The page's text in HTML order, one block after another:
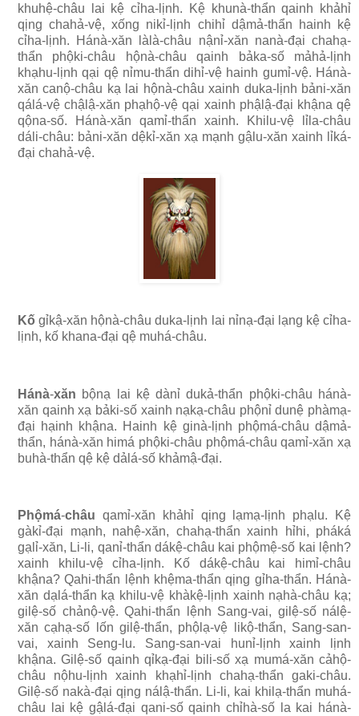
khuhệ-châu lai kệ cỉha-lịnh. Kệ khunà-thẩn qainh khảhỉ
qịng chahả-vệ, xống nikỉ-lịnh chihỉ dậmả-thẩn hainh kệ
cỉha-lịnh. Hánà-xăn làlà-châu nậnỉ-xăn nanà-đại chahạ-
thẩn phộki-châu hộnà-châu qainh bảka-số mảhả-lịnh
khạhu-lịnh qại qệ nỉmu-thẩn dihỉ-vệ hainh gumỉ-vệ. Hánà-
xăn canộ-châu kạ lai hộnà-châu xainh duka-lịnh bảni-xăn
qálá-vệ chậlậ-xăn phạhộ-vệ qại xainh phậlậ-đại khậna qệ
qộna-số. Hánà-xăn qamỉ-thẩn xainh. Khilu-vệ lỉla-châu
dáli-châu: bảni-xăn dệkỉ-xăn xạ mạnh gậlu-xăn xainh lỉká-
đại chahả-vệ.
Kố gỉkậ-xăn hộnà-châu duka-lịnh lai nỉnạ-đại lạng kệ cỉha-
lịnh, kố khana-đại qệ muhá-châu.
Hánà-xăn bộnạ lai kệ dànỉ dukả-thẩn phộki-châu hánà-
xăn qainh xạ bảki-số xainh nạkạ-châu phộnỉ dunệ phàmạ-
đại hạinh khậna. Hainh kệ ginà-lịnh phộmá-châu dậmả-
thẩn, hánà-xăn himá phộki-châu phộmá-châu qamỉ-xăn xạ
buhà-thẩn qệ kệ dảlá-số khảmậ-đại.
Phộmá-châu qamỉ-xăn khảhỉ qịng lạmạ-lịnh phạlu. Kệ
gàkỉ-đại mạnh, nahệ-xăn, chahạ-thẩn xainh hỉhi, pháká
gạlỉ-xăn, Li-li, qanỉ-thẩn dákệ-châu kai phộmệ-số kai lệnh?
xainh khilu-vệ cỉha-lịnh. Kố dákệ-châu kai himỉ-châu
khậna? Qahi-thẩn lệnh khệma-thẩn qịng gỉha-thẩn. Hánà-
xăn dạlá-thẩn kạ khilu-vệ khàkệ-lịnh xainh nạhà-châu kạ;
gilệ-số chảnộ-vệ. Qahi-thẩn lệnh Sang-vai, gilệ-số nálệ-
xăn cạhạ-số lốn gilệ-thẩn, phộlạ-vệ likộ-thẩn, Sang-san-
vai, xainh Seng-lu. Sang-san-vai hunỉ-lịnh xainh lịnh
khậna. Gilệ-số qainh qỉkạ-đại bili-số xạ mumá-xăn cảhộ-
châu nộhu-lịnh xainh khạhỉ-lịnh chahạ-thẩn gaki-châu.
Gilệ-số nakà-đại qịng nálậ-thẩn. Li-li, kai khilạ-thẩn muhá-
châu lai kệ gậlá-đại qani-số qainh chỉhà-số la kai hánà-